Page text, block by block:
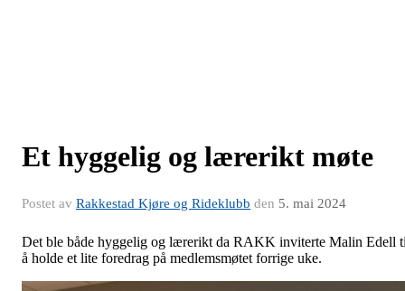
Et hyggelig og lærerikt møte
Postet av Rakkestad Kjøre og Rideklubb den 5. mai 2024
Det ble både hyggelig og lærerikt da RAKK inviterte Malin Edell
å holde et lite foredrag på medlemsmøtet forrige uke.